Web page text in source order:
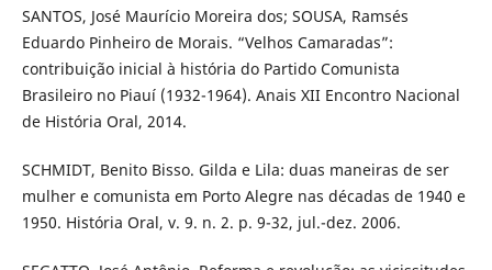
SANTOS, José Maurício Moreira dos; SOUSA, Ramsés
Eduardo Pinheiro de Morais. “Velhos Camaradas”:
contribuição inicial à história do Partido Comunista
Brasileiro no Piauí (1932-1964). Anais XII Encontro Nacional
de História Oral, 2014.
SCHMIDT, Benito Bisso. Gilda e Lila: duas maneiras de ser
mulher e comunista em Porto Alegre nas décadas de 1940 e
1950. História Oral, v. 9. n. 2. p. 9-32, jul.-dez. 2006.